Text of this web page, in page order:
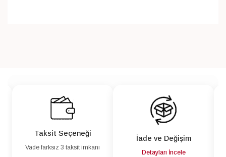
Taksit Seçeneği
Vade farksız 3 taksit imkanı
İade ve Değişim
Detayları İncele